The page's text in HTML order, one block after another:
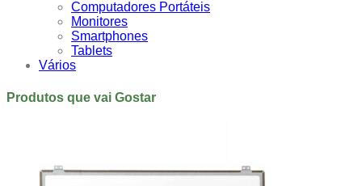
Computadores Portáteis
Monitores
Smartphones
Tablets
Vários
Produtos que vai Gostar